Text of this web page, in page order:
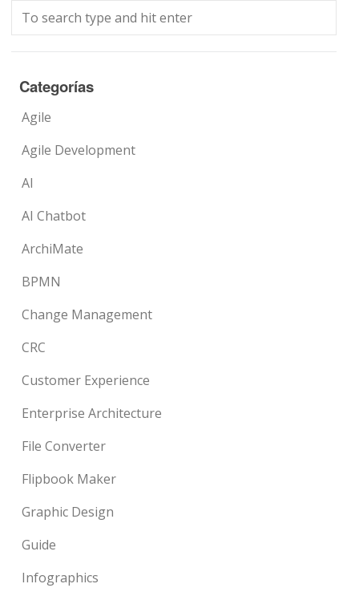
Categorías
Agile
Agile Development
AI
AI Chatbot
ArchiMate
BPMN
Change Management
CRC
Customer Experience
Enterprise Architecture
File Converter
Flipbook Maker
Graphic Design
Guide
Infographics